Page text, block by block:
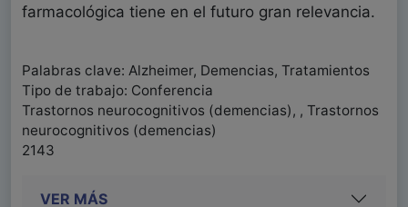
farmacológica tiene en el futuro gran relevancia.
Palabras clave: Alzheimer, Demencias, Tratamientos
Tipo de trabajo: Conferencia
Trastornos neurocognitivos (demencias), , Trastornos
neurocognitivos (demencias)
2143
VER MÁS